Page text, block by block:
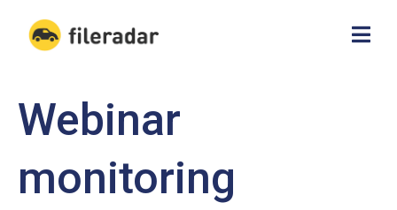
Webinar
monitoring